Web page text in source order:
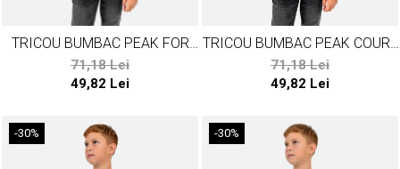
TRICOU BUMBAC PEAK FOR
THE GAME ALB
71,18 Lei
49,82 Lei
TRICOU BUMBAC PEAK COURT
I NEGRU
71,18 Lei
49,82 Lei
-30% -30%